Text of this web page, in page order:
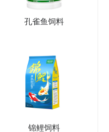
孔雀鱼饲料
锦鲤饲料